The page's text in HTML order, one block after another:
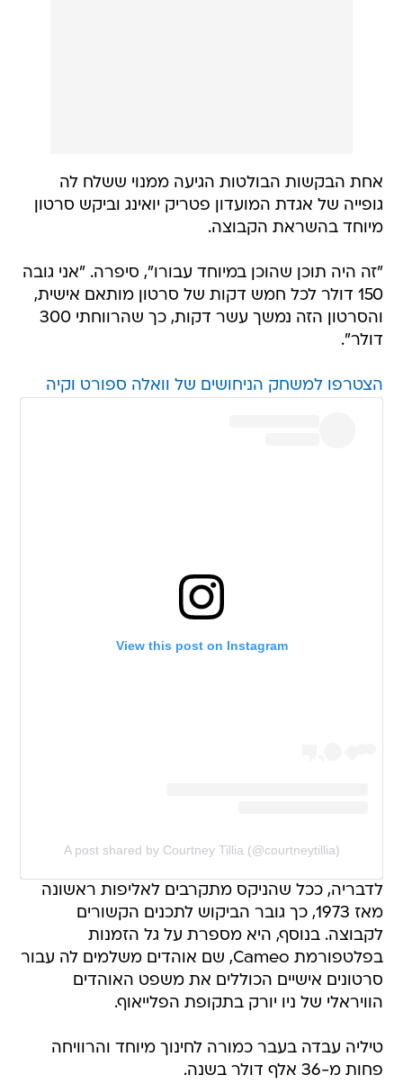
אחת הבקשות הבולטות הגיעה ממנוי ששלח לה
גופייה של אגדת המועדון פטריק יואינג וביקש סרטון
מיוחד בהשראת הקבוצה.
"זה היה תוכן שהוכן במיוחד עבורו", סיפרה. "אני גובה
150 דולר לכל חמש דקות של סרטון מותאם אישית,
והסרטון הזה נמשך עשר דקות, כך שהרווחתי 300
דולר".
הצטרפו למשחק הניחושים של וואלה ספורט וקיה
View this post on Instagram
A post shared by Courtney Tillia (@courtneytillia)
לדבריה, ככל שהניקס מתקרבים לאליפות ראשונה
מאז 1973, כך גובר הביקוש לתכנים הקשורים
לקבוצה. בנוסף, היא מספרת על גל הזמנות
בפלטפורמת Cameo, שם אוהדים משלמים לה עבור
סרטונים אישיים הכוללים את משפט האוהדים
הוויראלי של ניו יורק בתקופת הפלייאוף.
טיליה עבדה בעבר כמורה לחינוך מיוחד והרוויחה
פחות מ-36 אלף דולר בשנה.